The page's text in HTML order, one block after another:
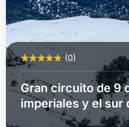
(0)
Gran circuito de 9
imperiales y el sur